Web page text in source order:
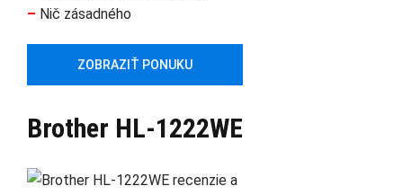
– Nič zásadného
ZOBRAZIŤ PONUKU
Brother HL-1222WE